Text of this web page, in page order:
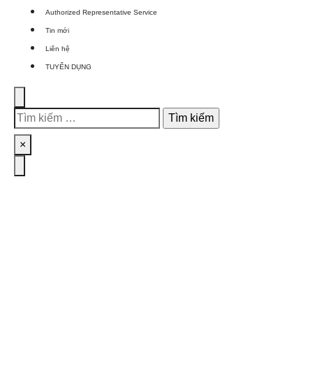
TBYT
Authorized Representative Service
Tin mới
Liên hệ
TUYỂN DỤNG
Tìm
kiếm
cho:
Close
×